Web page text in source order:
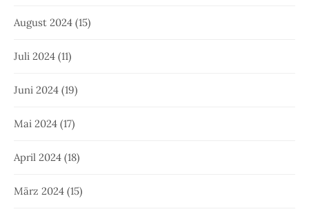
August 2024 (15)
Juli 2024 (11)
Juni 2024 (19)
Mai 2024 (17)
April 2024 (18)
März 2024 (15)